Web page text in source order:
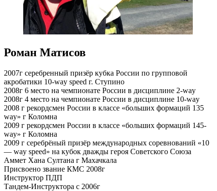
Роман Матисов
2007г серебренный призёр кубка России по групповой
акробатики 10-way speed г. Ступино
2008г 6 место на чемпионате России в дисциплине 2-way
2008г 4 место на чемпионате России в дисциплине 10-way
2008 г рекордсмен России в классе «больших формаций 135
way» г Коломна
2009 г рекордсмен России в классе «больших формаций 145-
way» г Коломна
2009 г серебрёный призёр международных соревнований «10
— way speed» на кубок дважды героя Советского Союза
Аммет Хана Султана г Махачкала
Присвоено звание КМС 2008г
Инструктор ПДП
Тандем-Инструктора с 2006г